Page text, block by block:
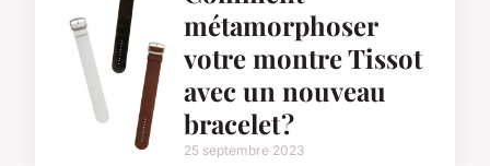
métamorphoser
votre montre Tissot
avec un nouveau
bracelet ?
25 septembre 2023